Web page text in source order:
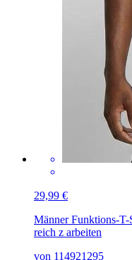
29,99 €
Männer Funktions-T-
reich z arbeiten
von 114921295